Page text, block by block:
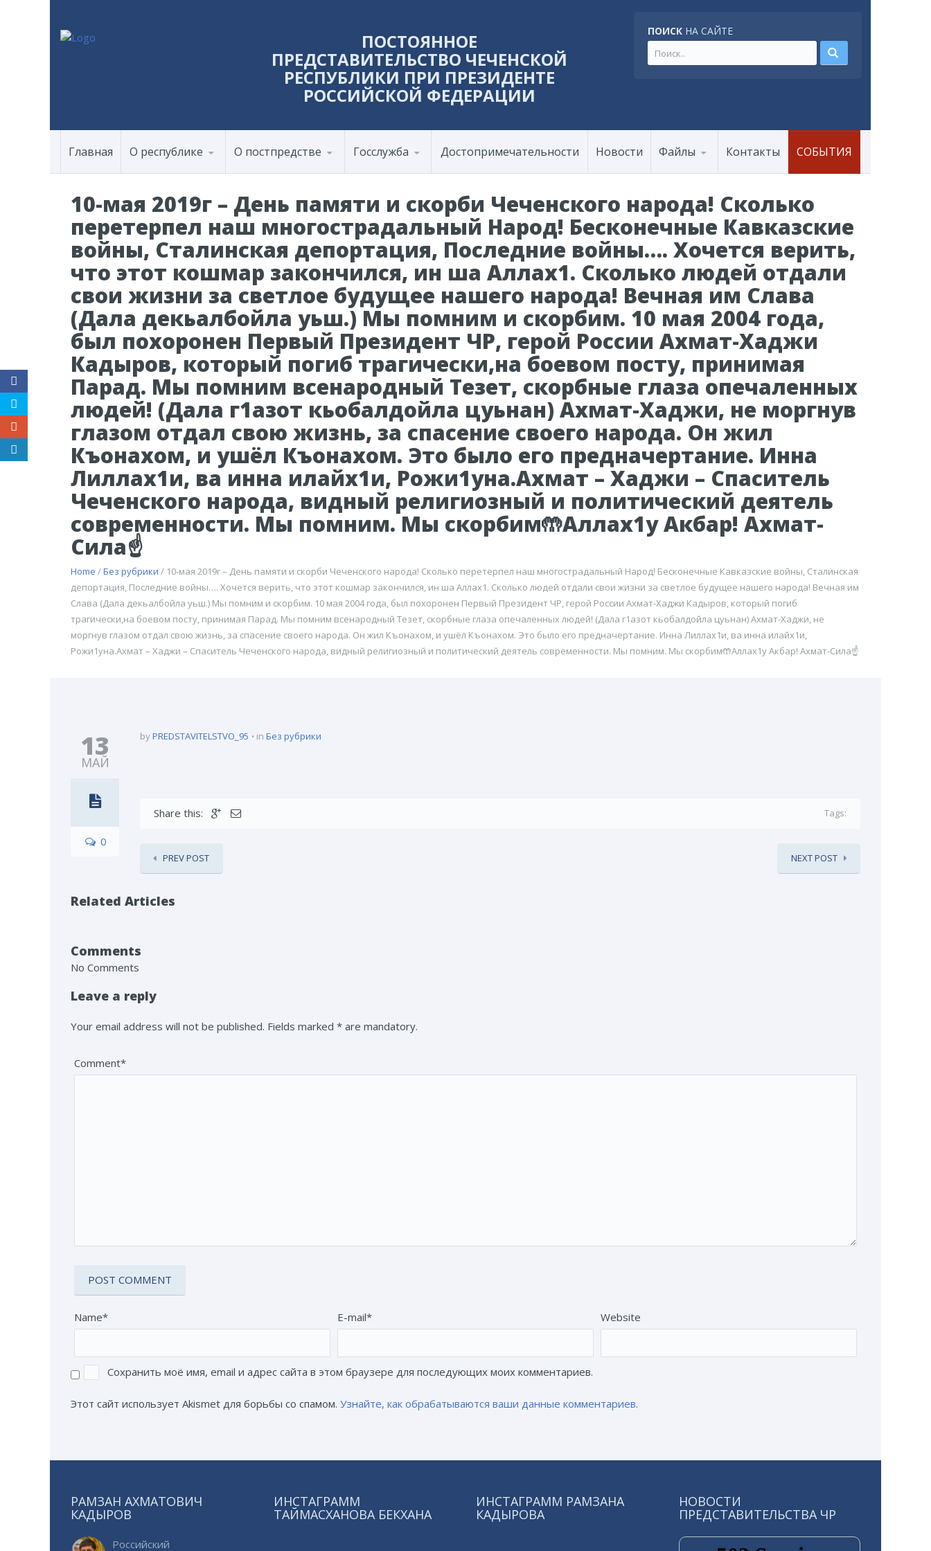
ПОСТОЯННОЕ
ПРЕДСТАВИТЕЛЬСТВО ЧЕЧЕНСКОЙ
РЕСПУБЛИКИ ПРИ ПРЕЗИДЕНТЕ
РОССИЙСКОЙ ФЕДЕРАЦИИ
ПОИСКНА САЙТЕ
Главная О республике О постпредстве Госслужба Достопримечательности Новости Файлы Контакты СОБЫТИЯ
10-мая 2019г – День памяти и скорби Чеченского народа! Сколько
перетерпел наш многострадальный Народ! Бесконечные Кавказские
войны, Сталинская депортация, Последние войны…. Хочется верить,
что этот кошмар закончился, ин ша Аллах1. Сколько людей отдали
свои жизни за светлое будущее нашего народа! Вечная им Слава
(Дала декьалбойла уьш.) Мы помним и скорбим. 10 мая 2004 года,
был похоронен Первый Президент ЧР, герой России Ахмат-Хаджи
Кадыров, который погиб трагически,на боевом посту, принимая
Парад. Мы помним всенародный Тезет, скорбные глаза опечаленных
людей! (Дала г1азот кьобалдойла цуьнан) Ахмат-Хаджи, не моргнув
глазом отдал свою жизнь, за спасение своего народа. Он жил
Къонахом, и ушёл Къонахом. Это было его предначертание. Инна
Лиллах1и, ва инна илайх1и, Рожи1уна.Ахмат – Хаджи – Спаситель
Чеченского народа, видный религиозный и политический деятель
современности. Мы помним. Мы скорбим🤲Аллах1у Акбар! Ахмат-
Сила☝️
Home /Без рубрики / 10-мая 2019г – День памяти и скорби Чеченского народа! Сколько перетерпел наш многострадальный Народ! Бесконечные Кавказские войны, Сталинская
депортация, Последние войны…. Хочется верить, что этот кошмар закончился, ин ша Аллах1. Сколько людей отдали свои жизни за светлое будущее нашего народа! Вечная им
Слава (Дала декьалбойла уьш.) Мы помним и скорбим. 10 мая 2004 года, был похоронен Первый Президент ЧР, герой России Ахмат-Хаджи Кадыров, который погиб
трагически,на боевом посту, принимая Парад. Мы помним всенародный Тезет, скорбные глаза опечаленных людей! (Дала г1азот кьобалдойла цуьнан) Ахмат-Хаджи, не
моргнув глазом отдал свою жизнь, за спасение своего народа. Он жил Къонахом, и ушёл Къонахом. Это было его предначертание. Инна Лиллах1и, ва инна илайх1и,
Рожи1уна.Ахмат – Хаджи – Спаситель Чеченского народа, видный религиозный и политический деятель современности. Мы помним. Мы скорбим🤲Аллах1у Акбар! Ахмат-Сила☝️
13
МАЙ
0
byPREDSTAVITELSTVO_95 in Без рубрики
Share this: Tags:
PREV POST NEXT POST
Related Articles
Comments
No Comments
Leave a reply
Your email address will not be published. Fields marked * are mandatory.
Comment*
Name* E-mail* Website
Сохранить моё имя, email и адрес сайта в этом браузере для последующих моих комментариев.
Этот сайт использует Akismet для борьбы со спамом. Узнайте, как обрабатываются ваши данные комментариев.
РАМЗАН АХМАТОВИЧ
КАДЫРОВ
Российский
ИНСТАГРАММ
ТАЙМАСХАНОВА БЕКХАНА
ИНСТАГРАММ РАМЗАНА
КАДЫРОВА
НОВОСТИ
ПРЕДСТАВИТЕЛЬСТВА ЧР